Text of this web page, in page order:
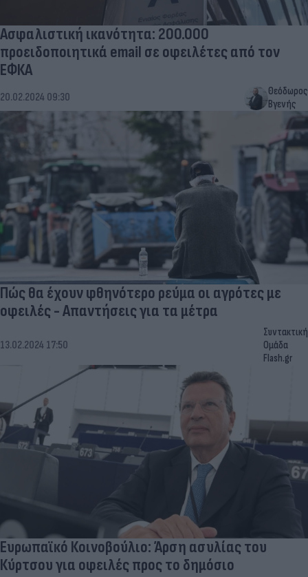
Ασφαλιστική ικανότητα: 200.000
προειδοποιητικά email σε οφειλέτες από τον
ΕΦΚΑ
20.02.2024 09:30
Θεόδωρος
Βγενής
Πώς θα έχουν φθηνότερο ρεύμα οι αγρότες με
οφειλές - Απαντήσεις για τα μέτρα
13.02.2024 17:50
Συντακτική
Ομάδα
Flash.gr
Ευρωπαϊκό Κοινοβούλιο: Άρση ασυλίας του
Κύρτσου για οφειλές προς το δημόσιο